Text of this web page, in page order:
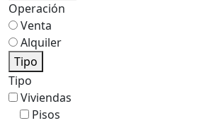
Operación
Venta
Alquiler
Tipo
Tipo
Viviendas
Pisos